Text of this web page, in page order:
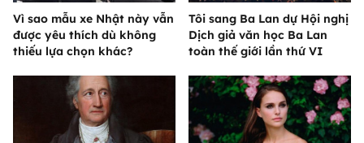
Vì sao mẫu xe Nhật này vẫn
được yêu thích dù không
thiếu lựa chọn khác?
Tôi sang Ba Lan dự Hội nghị
Dịch giả văn học Ba Lan
toàn thế giới lần thứ VI